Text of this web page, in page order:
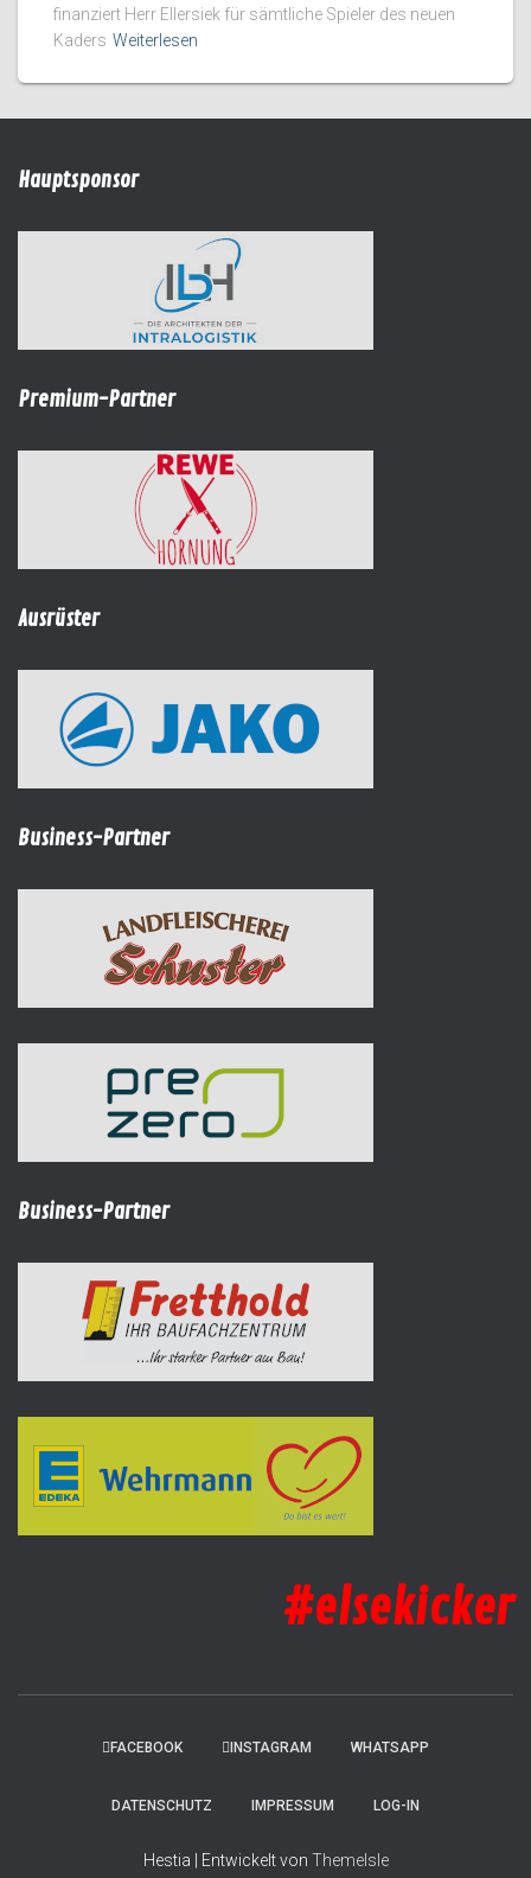
finanziert Herr Ellersiek für sämtliche Spieler des neuen
Kaders Weiterlesen
Hauptsponsor
Premium-Partner
Ausrüster
Business-Partner
Business-Partner
#elsekicker
FACEBOOK INSTAGRAM WHATSAPP
DATENSCHUTZ IMPRESSUM LOG-IN
Hestia | Entwickelt von ThemeIsle